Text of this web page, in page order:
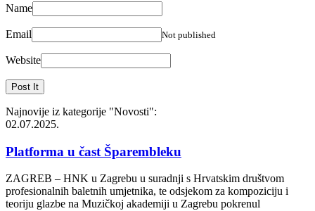
Name
Email Not published
Website
Najnovije iz kategorije "Novosti":
02.07.2025.
Platforma u čast Šparembleku
ZAGREB – HNK u Zagrebu u suradnji s Hrvatskim društvom
profesionalnih baletnih umjetnika, te odsjekom za kompoziciju i
teoriju glazbe na Muzičkoj akademiji u Zagrebu pokrenul